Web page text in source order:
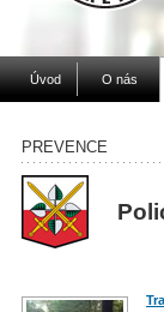
Úvod O nás
PREVENCE